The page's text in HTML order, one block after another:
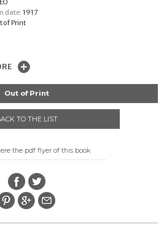
date: 1917
of Print
Out of Print
TO THE LIST
the pdf flyer of this book